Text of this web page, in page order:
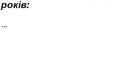
років:
...